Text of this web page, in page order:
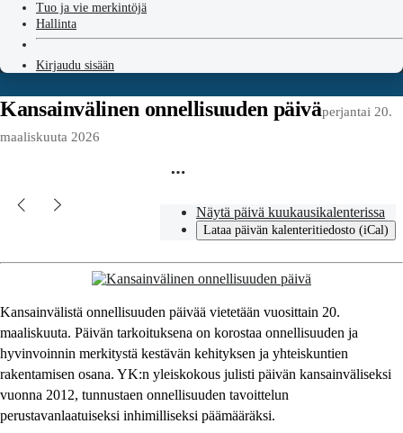
Tuo ja vie merkintöjä
Hallinta
Kirjaudu sisään
Kansainvälinen onnellisuuden päiväperjantai 20.
maaliskuuta 2026
Näytä päivä kuukausikalenterissa
Lataa päivän kalenteritiedosto (iCal)
Kansainvälistä onnellisuuden päivää vietetään vuosittain 20.
maaliskuuta. Päivän tarkoituksena on korostaa onnellisuuden ja
hyvinvoinnin merkitystä kestävän kehityksen ja yhteiskuntien
rakentamisen osana. YK:n yleiskokous julisti päivän kansainväliseksi
vuonna 2012, tunnustaen onnellisuuden tavoittelun
perustavanlaatuiseksi inhimilliseksi päämääräksi.​